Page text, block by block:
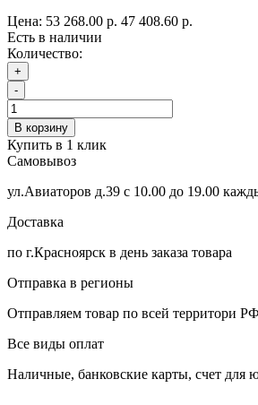
Цена: 53 268.00 р. 47 408.60 р.
Есть в наличии
Количество:
+
-
В корзину
Купить в 1 клик
Самовывоз
ул.Авиаторов д.39 с 10.00 до 19.00
Доставка
по г.Красноярск в день заказа товара
Отправка в регионы
Отправляем товар по всей территори РФ
Все виды оплат
Наличные, банковские карты, счет для